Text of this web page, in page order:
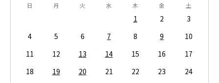
日 月 火 水 木 金 土
1 2
3
4
5 6 7 8 9
10
11
12 13 14 15 16
17
18
19 20 21 22 23
24